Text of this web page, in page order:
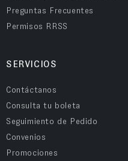
Preguntas Frecuentes
Permisos RRSS
SERVICIOS
Contáctanos
Consulta tu boleta
Seguimiento de Pedido
Convenios
Promociones